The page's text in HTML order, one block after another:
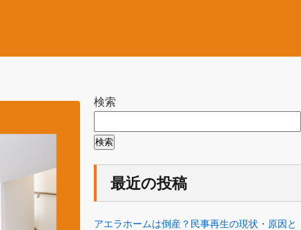
検索
検索
最近の投稿
アエラホームは倒産？民事再生の現状・原因と